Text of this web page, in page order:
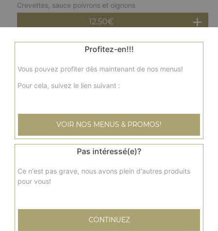
Crevettes, sauce poivrons et oignons
12.50€
12.50
Crevettes malai korma
Crevettes, noix de cajou, amandes, lait, crème fraîche,
raisins secs, fromage
13.00€
Gambas au curry
17.50€
Profitez-en!!!
Vous pouvez profiter dès maintenant de nos menus!
Pour cela, suivez le lien suivant :
VOIR NOS MENUS & PROMOS!
Pas intéressé(e)?
Ce n'est pas grave, nous avons plein d'autres produits
pour vous!
CONTINUEZ